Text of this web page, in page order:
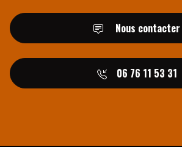
Nous contacter
06 76 11 53 31